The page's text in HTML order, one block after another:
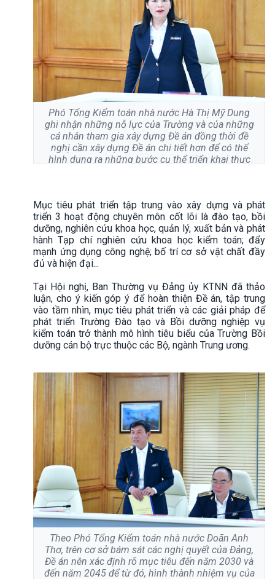
Phó Tổng Kiểm toán nhà nước Hà Thị Mỹ Dung
ghi nhận những nỗ lực của Trường và của những
cá nhân tham gia xây dựng Đề án đồng thời đề
nghị cần xây dựng Đề án chi tiết hơn để có thể
hình dung ra những bước cụ thể triển khai thực
Mục tiêu phát triển tập trung vào xây dựng và phát
triển 3 hoạt động chuyên môn cốt lõi là đào tạo, bồi
dưỡng, nghiên cứu khoa học, quản lý, xuất bản và phát
hành Tạp chí nghiên cứu khoa học kiểm toán; đẩy
mạnh ứng dụng công nghệ; bố trí cơ sở vật chất đầy
đủ và hiện đại...
Tại Hội nghị, Ban Thường vụ Đảng ủy KTNN đã thảo
luận, cho ý kiến góp ý để hoàn thiện Đề án, tập trung
vào tầm nhìn, mục tiêu phát triển và các giải pháp để
phát triển Trường Đào tạo và Bồi dưỡng nghiệp vụ
kiểm toán trở thành mô hình tiêu biểu của Trường Bồi
dưỡng cán bộ trực thuộc các Bộ, ngành Trung ương.
Theo Phó Tổng Kiểm toán nhà nước Doãn Anh
Thơ, trên cơ sở bám sát các nghị quyết của Đảng,
Đề án nên xác định rõ mục tiêu đến năm 2030 và
đến năm 2045 để từ đó, hình thành nhiệm vụ của